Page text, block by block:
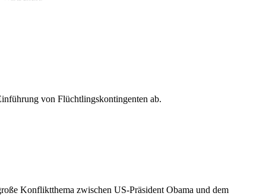
von Flüchtlingskontingenten ab.
Konfliktthema zwischen US-Präsident Obama und dem